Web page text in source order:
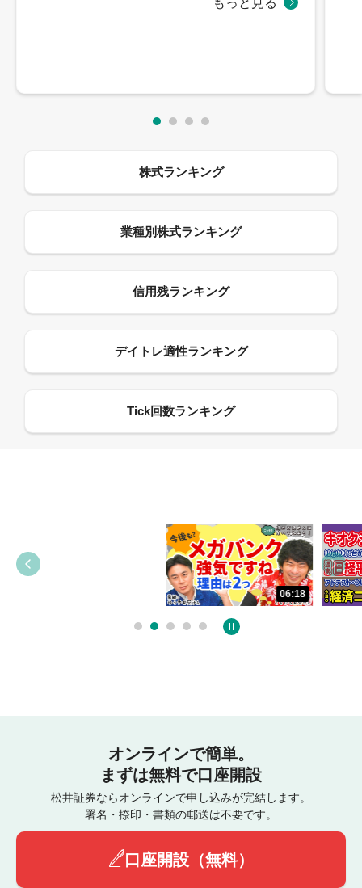
05:09
オンラインで簡単。
まずは無料で口座開設
松井証券ならオンラインで申し込みが完結します。
署名・捺印・書類の郵送は不要です。
口座開設（無料）